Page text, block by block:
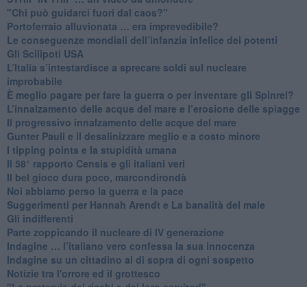
"Chi può guidarci fuori dal caos?"
​Portoferraio alluvionata … era imprevedibile?
Le conseguenze mondiali dell’infanzia infelice dei potenti
​Gli Scilipoti USA
L’Italia s’intestardisce a sprecare soldi sul nucleare
improbabile
È meglio pagare per fare la guerra o per inventare gli Spinrel?
​L’innalzamento delle acque del mare e l’erosione delle spiagge
​Il progressivo innalzamento delle acque del mare
​Gunter Pauli e il desalinizzare meglio e a costo minore
I tipping points e la stupidità umana
​Il 58° rapporto Censis e gli italiani veri
​Il bel gioco dura poco, marcondirondà
Noi abbiamo perso la guerra e la pace
Suggerimenti per Hannah Arendt e La banalità del male
​Gli indifferenti
Parte zoppicando il nucleare di IV generazione
​Indagine … l’italiano vero confessa la sua innocenza
Indagine su un cittadino al di sopra di ogni sospetto
Notizie tra l'orrore ed il grottesco